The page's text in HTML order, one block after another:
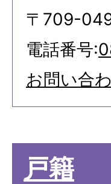
〒709-
電話番号:
お問い合
戸籍